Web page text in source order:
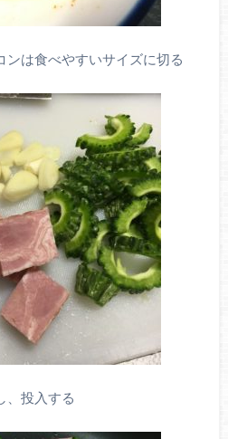
ンは食べやすいサイズに切る
、投入する